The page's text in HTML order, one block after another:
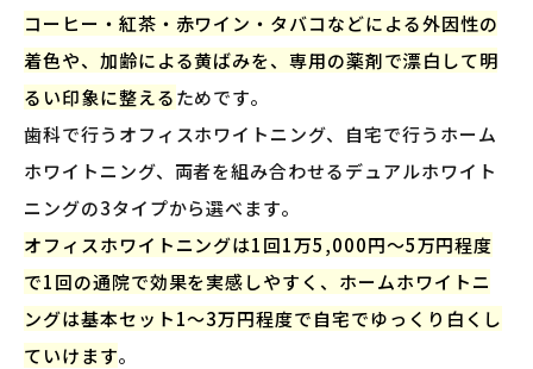
コーヒー・紅茶・赤ワイン・タバコなどによる外因性の
着色や、加齢による黄ばみを、専用の薬剤で漂白して明
るい印象に整えるためです。
歯科で行うオフィスホワイトニング、自宅で行うホーム
ホワイトニング、両者を組み合わせるデュアルホワイト
ニングの3タイプから選べます。
オフィスホワイトニングは1回1万5,000円〜5万円程度
で1回の通院で効果を実感しやすく、ホームホワイトニ
ングは基本セット1〜3万円程度で自宅でゆっくり白くし
ていけます。